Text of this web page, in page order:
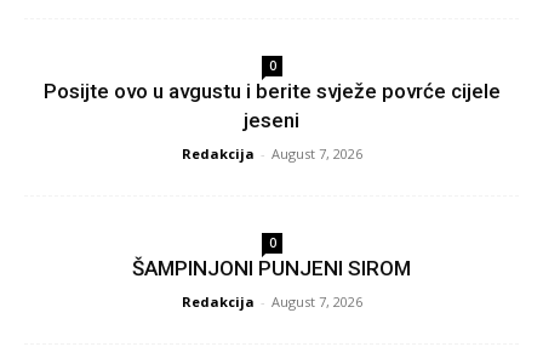
0
Posijte ovo u avgustu i berite svježe povrće cijele
jeseni
Redakcija - August 7, 2026
0
ŠAMPINJONI PUNJENI SIROM
Redakcija - August 7, 2026